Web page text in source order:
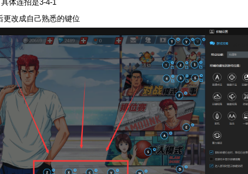
具体连招是3-4-1
改成自己熟悉的键位